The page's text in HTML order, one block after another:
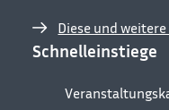
Diese und
Schnelleinstiege